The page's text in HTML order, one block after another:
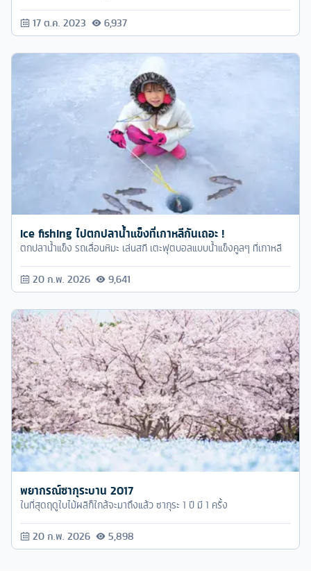
17 ต.ค. 2023 6,937
Ice fishing ไปตกปลาน้ำแข็งที่เกาหลีกันเถอะ !
ตกปลาน้ำแข็ง รถเลื่อนหิมะ เล่นสกี เตะฟุตบอลแบบน้ำแข็งคูลๆ ที่เกาหลี
20 ก.พ. 2026 9,641
พยากรณ์ซากุระบาน 2017
ในที่สุดฤดูใบไม้ผลิก็ใกล้จะมาถึงแล้ว ซากุระ 1 ปี มี 1 ครั้ง
20 ก.พ. 2026 5,898